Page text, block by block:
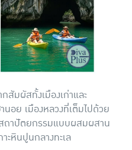
มผัสทั้งเมืองเก่าและ
นอย เมืองหลวงที่เต็มไปด้วย
ถาปัตยกรรมแบบผสมผสาน
ะหินปูนกลางทะเล